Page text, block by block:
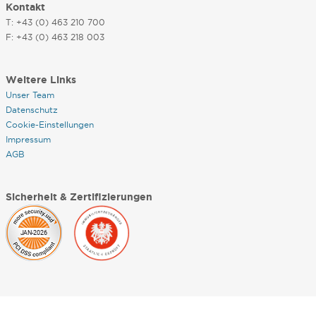
Kontakt
T: +43 (0) 463 210 700
F: +43 (0) 463 218 003
Weitere Links
Unser Team
Datenschutz
Cookie-Einstellungen
Impressum
AGB
Sicherheit & Zertifizierungen